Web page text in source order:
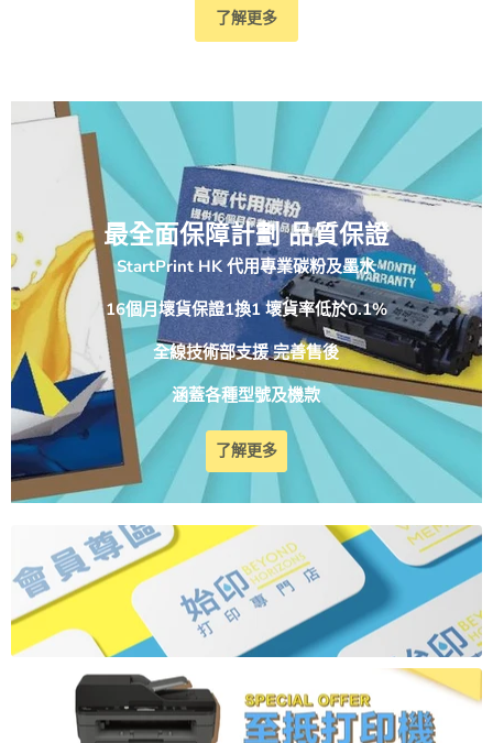
了解更多
最全面保障計劃 品質保證
StartPrint HK 代用專業碳粉及墨水
16個月壞貨保證1換1 壞貨率低於0.1%
全線技術部支援 完善售後
涵蓋各種型號及機款
了解更多